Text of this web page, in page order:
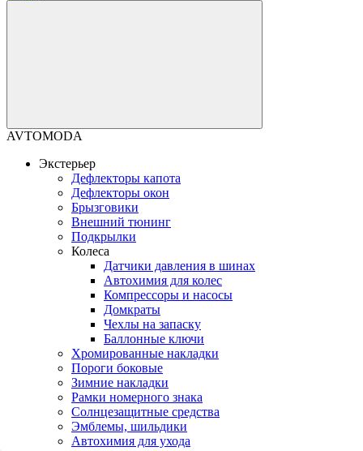
AVTOMODA
Экстерьер
Дефлекторы капота
Дефлекторы окон
Брызговики
Внешний тюнинг
Подкрылки
Колеса
Датчики давления в шинах
Автохимия для колес
Компрессоры и насосы
Домкраты
Чехлы на запаску
Баллонные ключи
Хромированные накладки
Пороги боковые
Зимние накладки
Рамки номерного знака
Солнцезащитные средства
Эмблемы, шильдики
Автохимия для ухода